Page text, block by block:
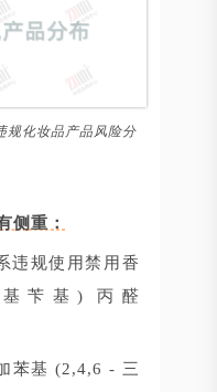
规化妆品产品风险分
侧重：
违规使用禁用香
苄基) 丙醛
苯基 (2,4,6 - 三